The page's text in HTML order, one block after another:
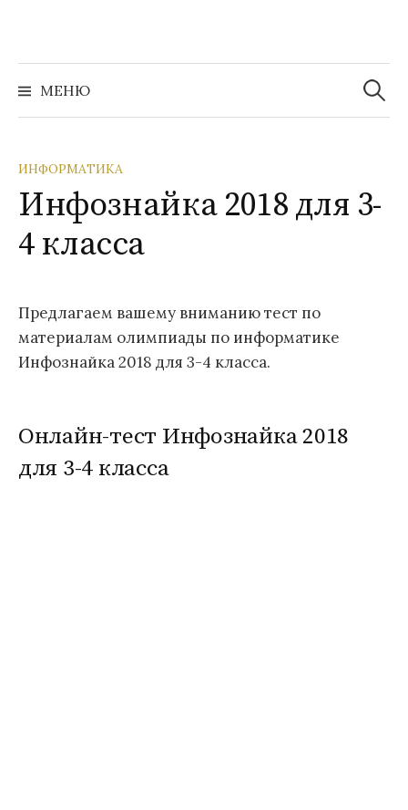
содержимому
МЕНЮ
Найти:
ИНФОРМАТИКА
Инфознайка 2018 для 3-
4 класса
Предлагаем вашему вниманию тест по
материалам олимпиады по информатике
Инфознайка 2018 для 3-4 класса.
Онлайн-тест Инфознайка 2018
для 3-4 класса